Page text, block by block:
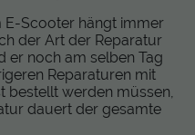
E-Scooter hängt immer
der Art der Reparatur
er noch am selben Tag
Reparaturen mit
bestellt werden müssen,
dauert der gesamte